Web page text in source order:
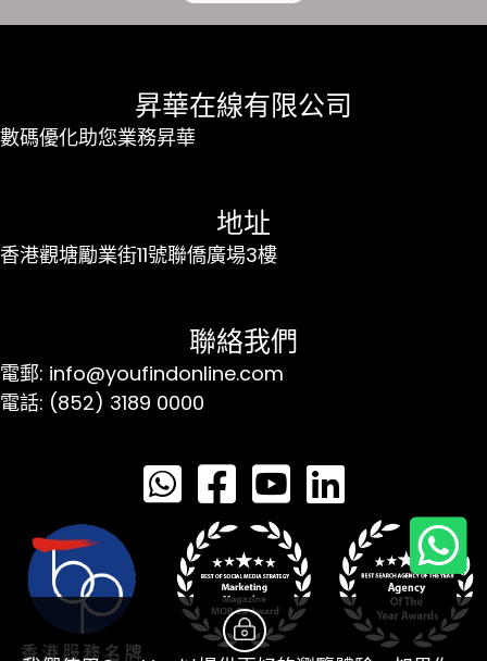
昇華在線有限公司
數碼優化助您業務昇華
地址
香港觀塘勵業街11號聯僑廣場3樓
聯絡我們
電郵: info@youfindonline.com
電話: (852) 3189 0000